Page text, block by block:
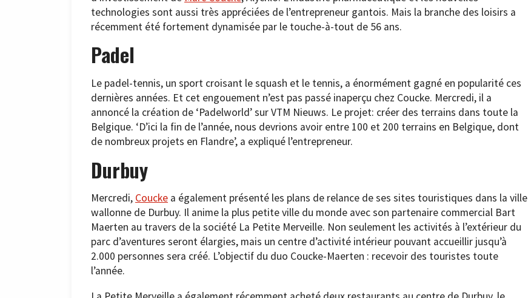
technologies sont aussi très appréciées de l’entrepreneur gantois. Mais la branche des loisirs a
récemment été fortement dynamisée par le touche-à-tout de 56 ans.
Padel
Le padel-tennis, un sport croisant le squash et le tennis, a énormément gagné en popularité ces
dernières années. Et cet engouement n’est pas passé inaperçu chez Coucke. Mercredi, il a
annoncé la création de ‘Padelworld’ sur VTM Nieuws. Le projet: créer des terrains dans toute la
Belgique. ‘D’ici la fin de l’année, nous devrions avoir entre 100 et 200 terrains en Belgique, dont
de nombreux projets en Flandre’, a expliqué l’entrepreneur.
Durbuy
Mercredi, Coucke a également présenté les plans de relance de ses sites touristiques dans la ville
wallonne de Durbuy. Il anime la plus petite ville du monde avec son partenaire commercial Bart
Maerten au travers de la société La Petite Merveille. Non seulement les activités à l’extérieur du
parc d’aventures seront élargies, mais un centre d’activité intérieur pouvant accueillir jusqu’à
2.000 personnes sera créé. L’objectif du duo Coucke-Maerten : recevoir des touristes toute
l’année.